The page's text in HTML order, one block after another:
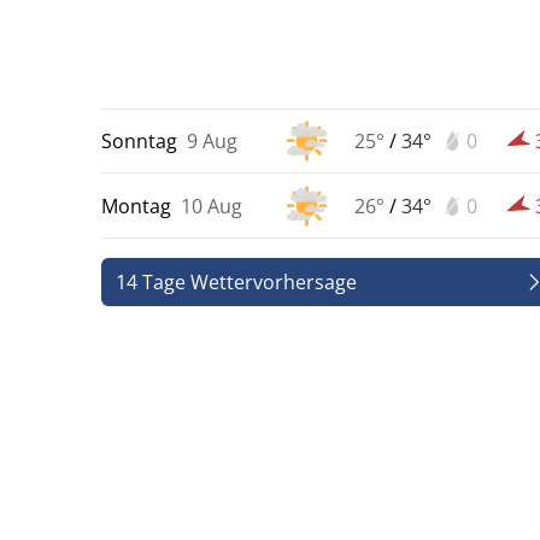
Sonntag 9 Aug 25° /34° 0
Montag 10 Aug 26° /34° 0
14 Tage Wettervorhersage